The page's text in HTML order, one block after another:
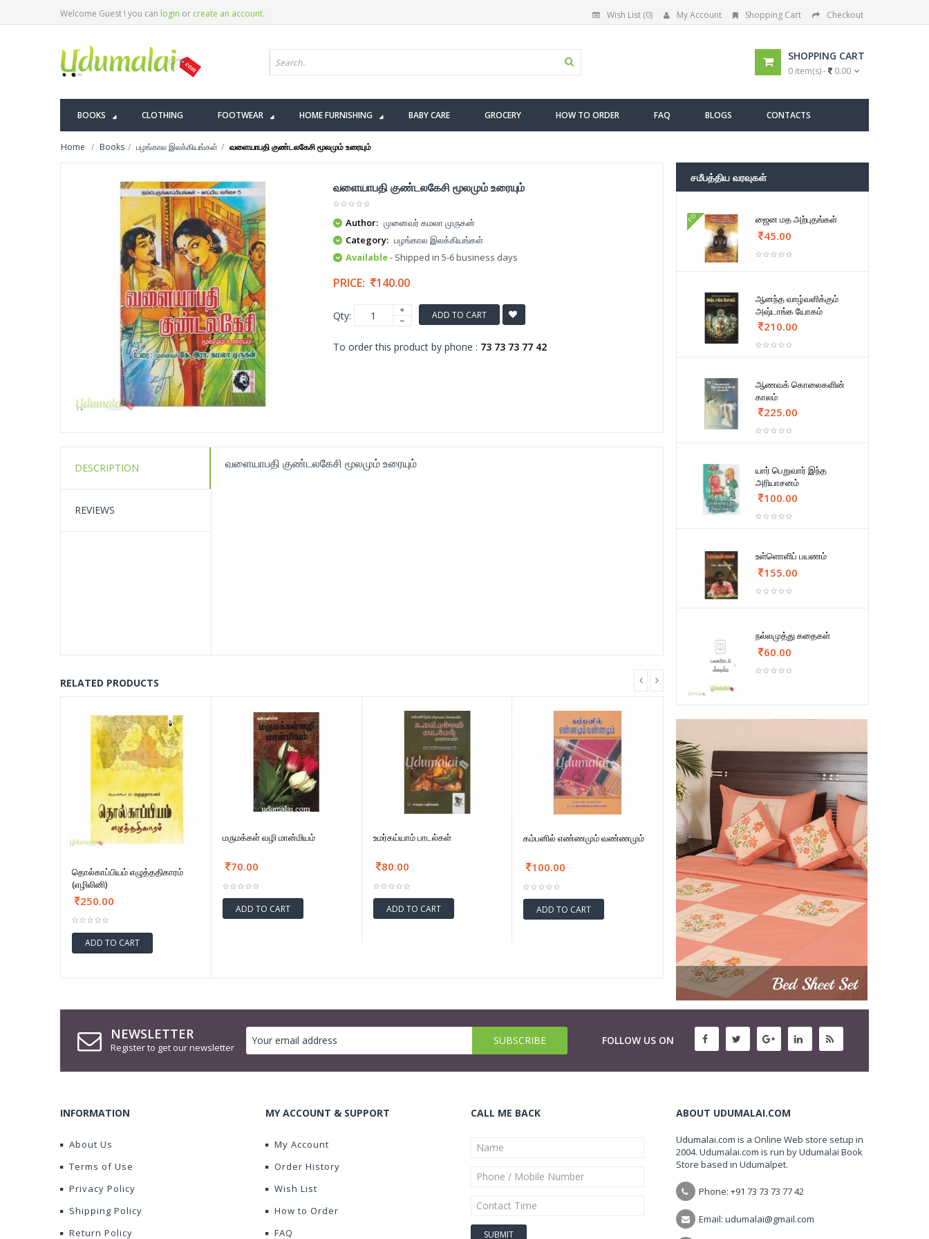
Welcome Guest ! you can login or create an account. Wish List (0) My Account Shopping Cart Checkout
SHOPPING CART
0 item(s) - 0.00
BOOKS CLOTHING FOOTWEAR HOME FURNISHING BABY CARE GROCERY HOW TO ORDER FAQ BLOGS CONTACTS
Home Books பழங்கால இலக்கியங்கள் வளையாபதி குண்டலகேசி மூலமும் உரையும்
வளையாபதி குண்டலகேசி மூலமும் உரையும்
Author: முனைவர் கமலா முருகன்
Category: பழங்கால இலக்கியங்கள்
Available- Shipped in 5-6 business days
PRICE: 140.00
Qty: ADD TO CART
To order this product by phone : 73 73 73 77 42
DESCRIPTION
REVIEWS
வளையாபதி குண்டலகேசி மூலமும் உரையும்
RELATED PRODUCTS
தொல்காப்பியம் எழுத்ததிகாரம்
(எழிலினி)
250.00
ADD TO CART
மருமக்கள் வழி மான்மியம்
70.00
ADD TO CART
உமர்கய்யாம் பாடல்கள்
80.00
ADD TO CART
கம்பனில் எண்ணமும் வண்ணமும்
100.00
ADD TO CART
சமீபத்திய வரவுகள்
FD ஜைன மத அற்புதங்கள்
45.00
ஆனந்த வாழ்வளிக்கும்
அஷ்டாங்க யோகம்
210.00
ஆணவக் கொலைகளின்
காலம்
225.00
யார் பெறுவார் இந்த
அரியாசனம்
100.00
உள்ளொளிப் பயணம்
155.00
நல்லமுத்து கதைகள்
60.00
NEWSLETTER
Register to get our newsletter
FOLLOW US ON
INFORMATION
About Us
Terms of Use
Privacy Policy
Shipping Policy
Return Policy
MY ACCOUNT & SUPPORT
My Account
Order History
Wish List
How to Order
FAQ
CALL ME BACK ABOUT UDUMALAI.COM
Udumalai.com is a Online Web store setup in
2004. Udumalai.com is run by Udumalai Book
Store based in Udumalpet.
Phone: +91 73 73 73 77 42
Email: udumalai@gmail.com